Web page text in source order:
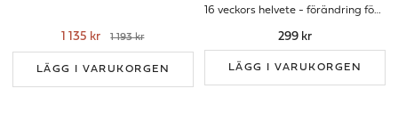
1 135 kr 1 193 kr
LÄGG I VARUKORGEN
16 veckors helvete - förändring för livet
299 kr
LÄGG I VARUKORGEN